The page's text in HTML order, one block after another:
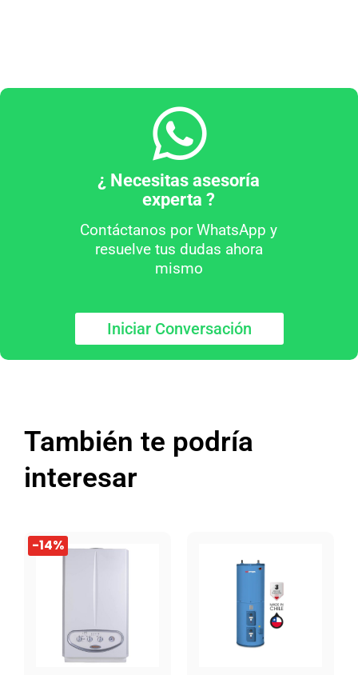
¿ Necesitas asesoría
experta ?
Contáctanos por WhatsApp y
resuelve tus dudas ahora
mismo
Iniciar Conversación
También te podría
interesar
-14%
El
precio
El
precio